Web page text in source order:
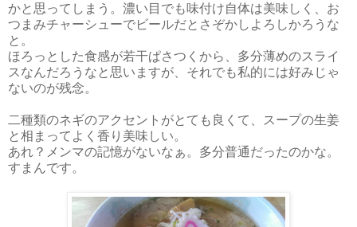
かと思ってしまう。濃い目でも味付け自体は美味しく、お
つまみチャーシューでビールだとさぞかしよろしかろうな
と。
ほろっとした食感が若干ぱさつくから、多分薄めのスライ
スなんだろうなと思いますが、それでも私的には好みじゃ
ないのが残念。
二種類のネギのアクセントがとても良くて、スープの生姜
と相まってよく香り美味しい。
あれ？メンマの記憶がないなぁ。多分普通だったのかな。
すまんです。